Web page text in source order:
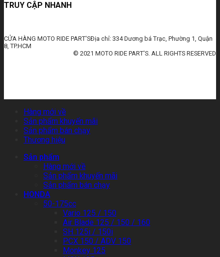
TRUY CẬP NHANH
CỬA HÀNG MOTO RIDE PART'SĐịa chỉ: 334 Dương bá Trạc, Phường 1, Quận
8, TP.HCM
© 2021 MOTO RIDE PART'S. ALL RIGHTS RESERVED
Hàng mới về
Sản phẩm khuyến mãi
Sản phẩm bán chạy
Thương hiệu
Sản phẩm
Hàng mới về
Sản phẩm khuyến mãi
Sản phẩm bán chạy
HONDA
50-175cc
Vario 125 / 150
Air Blade 125 / 150 / 160
SH 125i / 150i
PCX 150 / ADV 150
Monkey 125